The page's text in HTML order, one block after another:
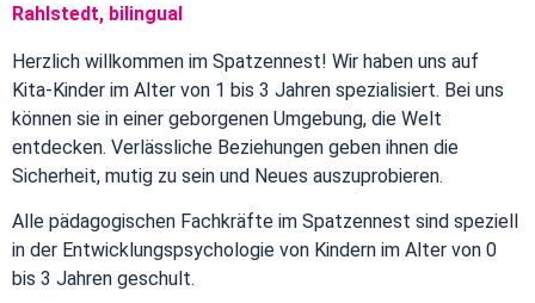
Rahlstedt, bilingual
Herzlich willkommen im Spatzennest! Wir haben uns auf
Kita-Kinder im Alter von 1 bis 3 Jahren spezialisiert. Bei uns
können sie in einer geborgenen Umgebung, die Welt
entdecken. Verlässliche Beziehungen geben ihnen die
Sicherheit, mutig zu sein und Neues auszuprobieren.
Alle pädagogischen Fachkräfte im Spatzennest sind speziell
in der Entwicklungspsychologie von Kindern im Alter von 0
bis 3 Jahren geschult.